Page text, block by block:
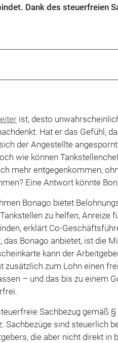
Dank des steuerfreien
ist, desto
Hat er das Gefühl,
der Angestellte
wie können
mehr entgegenkommen,
Eine Antwort könnte
Bonago bietet
zu helfen, Anreize
erklärt Co-
das Bonago anbietet, ist die
kann der
zusätzlich zum Lohn einen
– und das bis zu einem
Sachbezug gemäß §
Sachbezüge sind steuerlich
die aber nicht direkt in